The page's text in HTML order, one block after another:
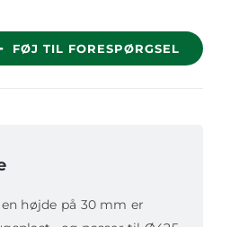
FØJ TIL FORESPØRGSEL
højde på 30 mm er